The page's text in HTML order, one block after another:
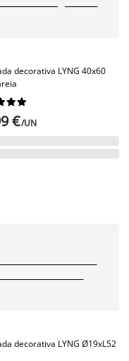
decorativa LYNG 40x60



€/UN
decorativa LYNG Ø19xL52